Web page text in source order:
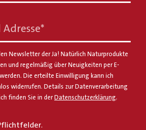
*
Newsletter der Ja! Natürlich Naturprodukte
und regelmäßig über Neuigkeiten per E-
Die erteilte Einwilligung kann ich
widerrufen. Details zur Datenverarbeitung
finden Sie in derDatenschutzerklärung.